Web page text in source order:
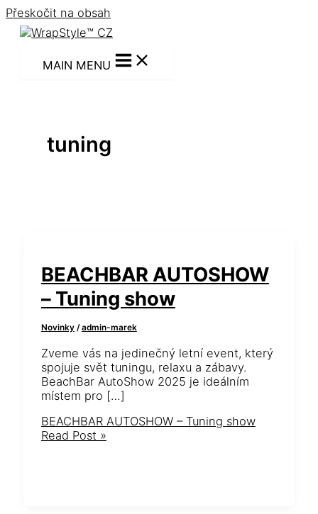
Přeskočit na obsah
MAIN MENU
tuning
BEACHBAR AUTOSHOW
– Tuning show
Novinky/admin-marek
Zveme vás na jedinečný letní event, který
spojuje svět tuningu, relaxu a zábavy.
BeachBar AutoShow 2025 je ideálním
místem pro […]
BEACHBAR AUTOSHOW – Tuning show
Read Post »